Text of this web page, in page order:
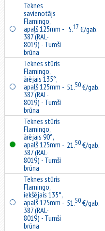
Teknes
savienotājs
Flamingo,
apaļš 125mm -
387 (RAL-
8019) - Tumši
brūna
5.17 €/gab.
Teknes stūris
Flamingo,
ārējais 135°,
apaļš 125mm -
387 (RAL-
8019) - Tumši
brūna
51.50€/gab.
Teknes stūris
Flamingo,
ārējais 90°,
apaļš 125mm -
387 (RAL-
8019) - Tumši
brūna
21.50€/gab.
Teknes stūris
Flamingo,
iekšējais 135°,
apaļš 125mm -
387 (RAL-
8019) - Tumši
brūna
51.50€/gab.